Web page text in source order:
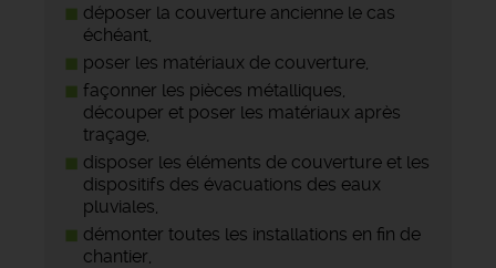
déposer la couverture ancienne le cas
échéant,
poser les matériaux de couverture,
façonner les pièces métalliques,
découper et poser les matériaux après
traçage,
disposer les éléments de couverture et les
dispositifs des évacuations des eaux
pluviales,
démonter toutes les installations en fin de
chantier,